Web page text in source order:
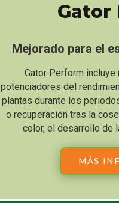
Gator
Mejorado para el
Gator Perform
potenciadores del
plantas durante los
o recuperación tras la
color, el desarrollo de
MÁS